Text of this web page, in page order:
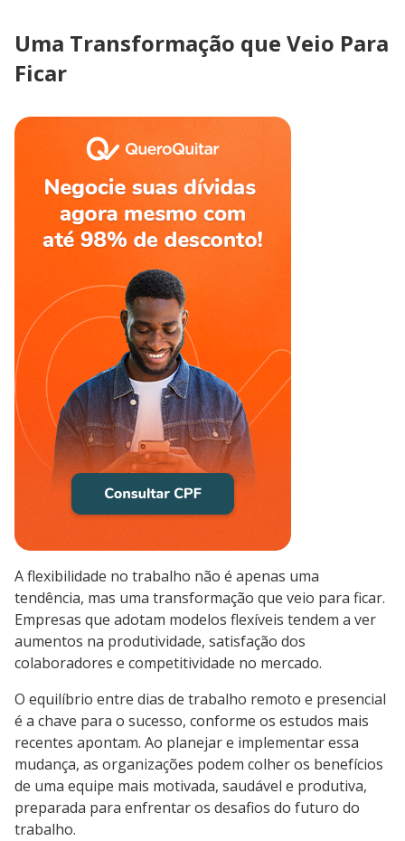
Uma Transformação que Veio Para
Ficar
A flexibilidade no trabalho não é apenas uma
tendência, mas uma transformação que veio para ficar.
Empresas que adotam modelos flexíveis tendem a ver
aumentos na produtividade, satisfação dos
colaboradores e competitividade no mercado.
O equilíbrio entre dias de trabalho remoto e presencial
é a chave para o sucesso, conforme os estudos mais
recentes apontam. Ao planejar e implementar essa
mudança, as organizações podem colher os benefícios
de uma equipe mais motivada, saudável e produtiva,
preparada para enfrentar os desafios do futuro do
trabalho.